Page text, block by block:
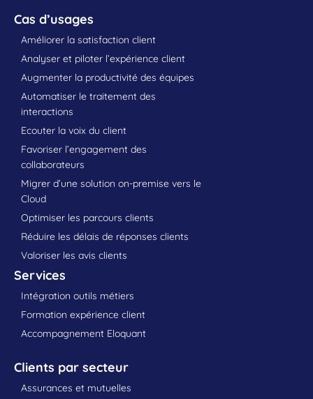
Cas d’usages
Améliorer la satisfaction client
Analyser et piloter l’expérience client
Augmenter la productivité des équipes
Automatiser le traitement des
interactions
Ecouter la voix du client
Favoriser l’engagement des
collaborateurs
Migrer d’une solution on-premise vers le
Cloud
Optimiser les parcours clients
Réduire les délais de réponses clients
Valoriser les avis clients
Services
Intégration outils métiers
Formation expérience client
Accompagnement Eloquant
Clients par secteur
Assurances et mutuelles